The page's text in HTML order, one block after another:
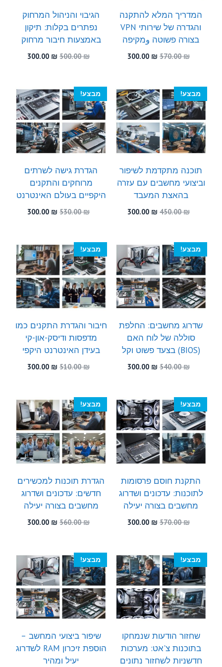
המדריך המלא להתקנה
והגדרה של שירותי VPN
בצורה פשוטה وמקיפה
570.00₪
המחיר
570.00 ₪.
300.00 ₪
300.00 ₪.
הגיבוי והניהול המרחוק
נפתרים בקלות: תיקון
באמצעות חיבור מרחוק
500.00₪
המחיר
500.00 ₪.
300.00 ₪
המחיר
300.00 ₪.
מבצע!
תוכנה מתקדמת לשיפור
וביצועי מחשבים עם עזרה
בהאצת המעבד
450.00₪
המחיר
450.00 ₪.
300.00 ₪
300.00 ₪.
מבצע!
הגדרת גישה לשרתים
מרוחקים והתקנים
היקפיים בעולם האינטרנט
530.00₪
המחיר
530.00 ₪.
300.00 ₪
המחיר
300.00 ₪.
מבצע!
שדרוג מחשבים: החלפת
סוללה של לוח האם
(BIOS) בצעד פשוט וקל
540.00₪
המחיר
540.00 ₪.
300.00 ₪
300.00 ₪.
מבצע!
חיבור והגדרת התקנים כמו
מדפסות ודיסק-און-קי
בעידן האינטרנט היקפי
510.00₪
המחיר
510.00 ₪.
300.00 ₪
המחיר
300.00 ₪.
מבצע!
התקנת חוסם פרסומות
לתוכנות: עדכונים ושדרוג
מחשבים בצורה יעילה
570.00₪
המחיר
570.00 ₪.
300.00 ₪
300.00 ₪.
מבצע!
הגדרת תוכנות למכשירים
חדשים: עדכונים ושדרוג
מחשבים בצורה יעילה
560.00₪
המחיר
560.00 ₪.
300.00 ₪
המחיר
300.00 ₪.
מבצע!
שחזור הודעות שנמחקו
בתוכנות צ'אט: מערכות
חדשניות לשחזור נתונים
מבצע!
שיפור ביצועי המחשב –
הוספת זיכרון RAM לשדרוג
יעיל ומהיר